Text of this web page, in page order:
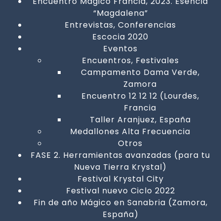
“Magdalena”
Entrevistas, Conferencias
Escocia 2020
Eventos
Encuentros, Festivales
Campamento Dama Verde,
Zamora
Encuentro 12 12 12 (Lourdes,
Francia
Taller Aranjuez, España
Medallones Alta Frecuencia
Otros
FASE 2. Herramientas avanzadas (para tu
Nueva Tierra Krystal)
Festival Krystal City
Festival nuevo Ciclo 2022
Fin de año Mágico en Sanabria (Zamora,
España)